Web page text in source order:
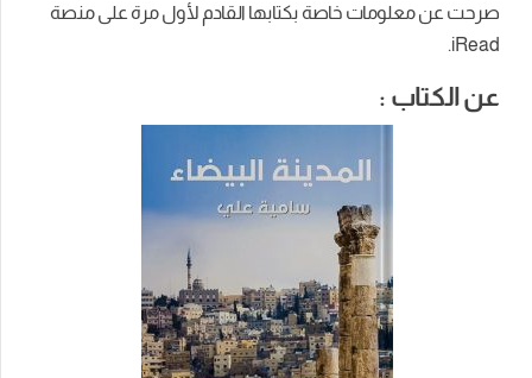
صرحت عن معلومات خاصة بكتابها القادم لأول مرة على منصة
iRead.
عن الكتاب :